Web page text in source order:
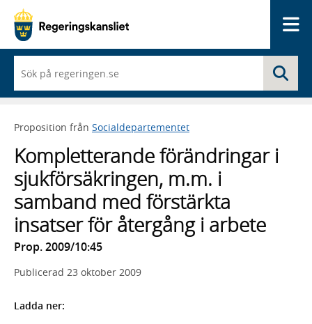
du
börjar
skriva
framträder
lista
med
sökförslag
Proposition från Socialdepartementet
Kompletterande förändringar i
sjukförsäkringen, m.m. i
samband med förstärkta
insatser för återgång i arbete
Prop. 2009/10:45
Publicerad 23 oktober 2009
Ladda ner: